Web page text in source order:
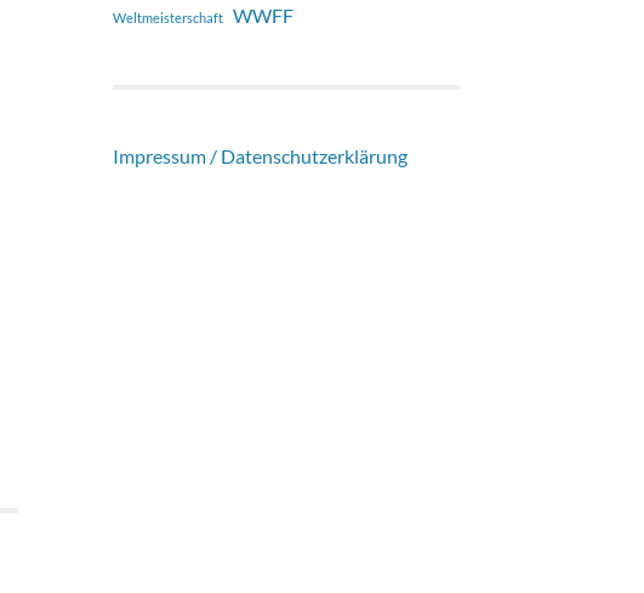
Weltmeisterschaft WWFF
Impressum / Datenschutzerklärung